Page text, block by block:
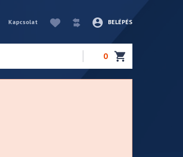
Kapcsolat BELÉPÉS
0